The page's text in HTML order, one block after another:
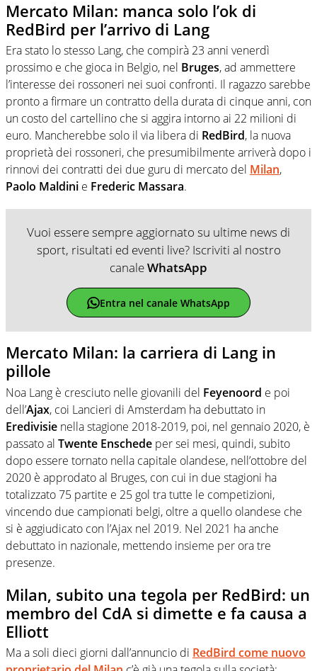
Mercato Milan: manca solo l’ok di
RedBird per l’arrivo di Lang
Era stato lo stesso Lang, che compirà 23 anni venerdì
prossimo e che gioca in Belgio, nel Bruges, ad ammettere
l’interesse dei rossoneri nei suoi confronti. Il ragazzo sarebbe
pronto a firmare un contratto della durata di cinque anni, con
un costo del cartellino che si aggira intorno ai 22 milioni di
euro. Mancherebbe solo il via libera di RedBird, la nuova
proprietà dei rossoneri, che presumibilmente arriverà dopo i
rinnovi dei contratti dei due guru di mercato del Milan,
Paolo Maldini e Frederic Massara.
Vuoi essere sempre aggiornato su ultime news di
sport, risultati ed eventi live? Iscriviti al nostro
canaleWhatsApp
Entra nel canale WhatsApp
Mercato Milan: la carriera di Lang in
pillole
Noa Lang è cresciuto nelle giovanili del Feyenoord e poi
dell’Ajax, coi Lancieri di Amsterdam ha debuttato in
Eredivisie nella stagione 2018-2019, poi, nel gennaio 2020, è
passato al Twente Enschede per sei mesi, quindi, subito
dopo essere tornato nella capitale olandese, nell’ottobre del
2020 è approdato al Bruges, con cui in due stagioni ha
totalizzato 75 partite e 25 gol tra tutte le competizioni,
vincendo due campionati belgi, oltre a quello olandese che
si è aggiudicato con l’Ajax nel 2019. Nel 2021 ha anche
debuttato in nazionale, mettendo insieme per ora tre
presenze.
Milan, subito una tegola per RedBird: un
membro del CdA si dimette e fa causa a
Elliott
Ma a soli dieci giorni dall’annuncio di RedBird come nuovo